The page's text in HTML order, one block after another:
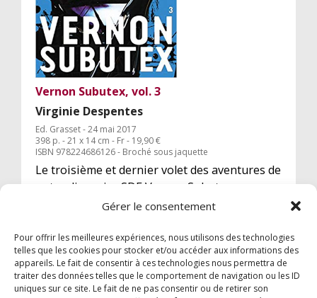
Gérer le consentement
Pour offrir les meilleures expériences, nous utilisons des technologies
telles que les cookies pour stocker et/ou accéder aux informations des
appareils. Le fait de consentir à ces technologies nous permettra de
traiter des données telles que le comportement de navigation ou les ID
uniques sur ce site. Le fait de ne pas consentir ou de retirer son
Vernon Subutex, vol. 3
Virginie Despentes
Ed. Grasset - 24 mai 2017
398 p. - 21 x 14 cm - Fr - 19,90 €
ISBN 978224686126 - Broché sous jaquette
Le troisième et dernier volet des aventures de
notre disquaire SDF Vernon Subutex, sans
doute le plus trash des trois volets, le plus